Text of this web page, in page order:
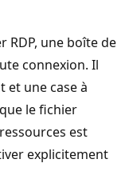
RDP, une boîte de
connexion. Il
et une case à
le fichier
est
explicitement